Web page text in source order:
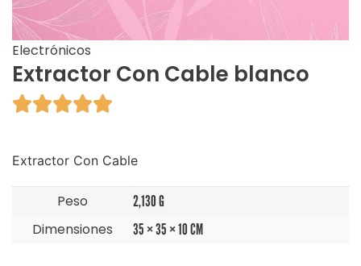
Electrónicos
Extractor Con Cable blanco

Extractor Con Cable
Peso 2,130 G
Dimensiones 35 × 35 × 10 CM